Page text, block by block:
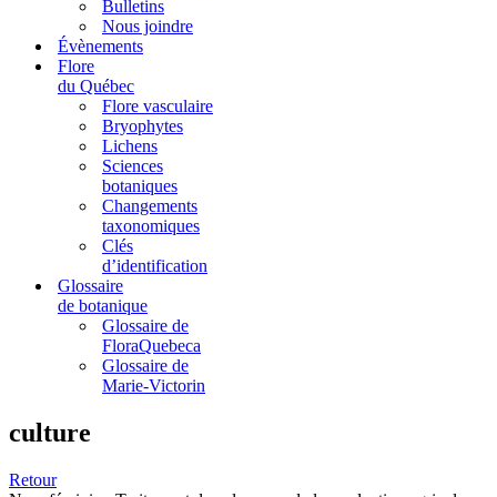
Bulletins
Nous joindre
Évènements
Flore
du Québec
Flore vasculaire
Bryophytes
Lichens
Sciences
botaniques
Changements
taxonomiques
Clés
d’identification
Glossaire
de botanique
Glossaire de
FloraQuebeca
Glossaire de
Marie-Victorin
culture
Retour